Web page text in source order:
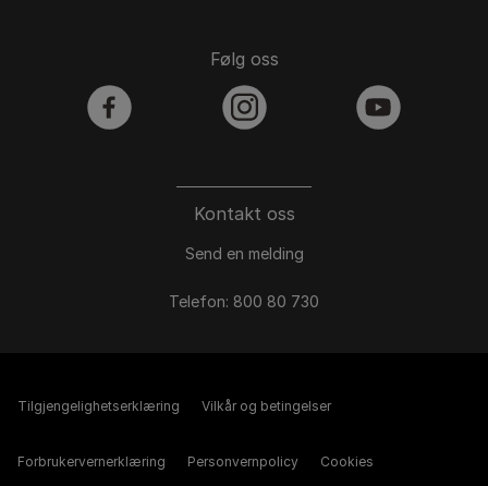
Kontakt oss
Send en melding
Telefon: 800 80 730
Følg oss
facebook instagram youtube
Tilgjengelighetserklæring Vilkår og betingelser
Forbrukervernerklæring Personvernpolicy Cookies